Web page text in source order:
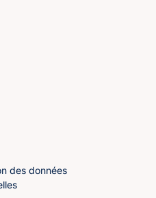
des données